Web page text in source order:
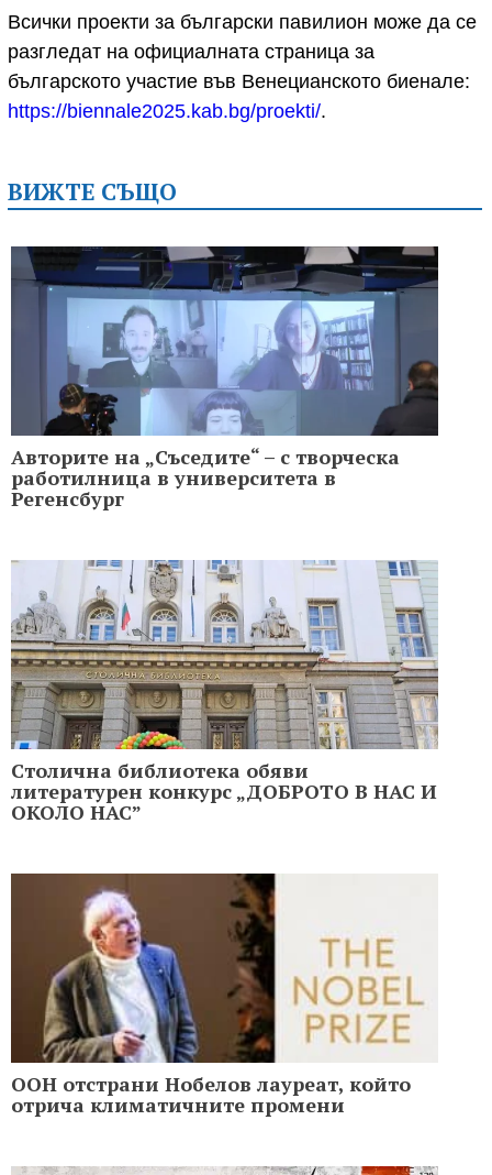
Всички проекти за български павилион може да се
разгледат на официалната страница за
българското участие във Венецианското биенале:
https://biennale2025.kab.bg/proekti/.
ВИЖТЕ СЪЩО
Авторите на „Съседите“ – с творческа
работилница в университета в
Регенсбург
Столична библиотека обяви
литературен конкурс „ДОБРОТО В НАС И
ОКОЛО НАС”
ООН отстрани Нобелов лауреат, който
отрича климатичните промени